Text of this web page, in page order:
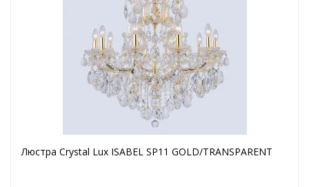
Люстра Crystal Lux ISABEL SP11 GOLD/TRANSPARENT